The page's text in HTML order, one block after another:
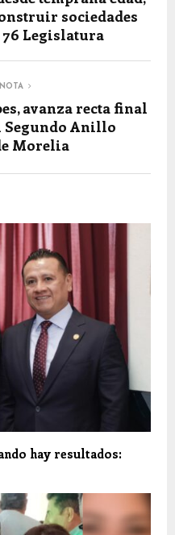
sociedades
76 Legislatura
avanza recta final
Segundo Anillo
Morelia
hay resultados: